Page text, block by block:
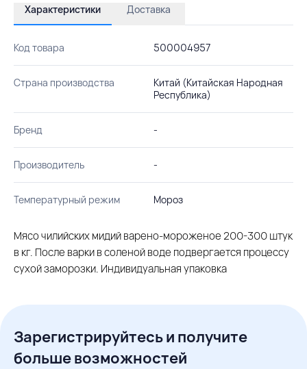
Характеристики Доставка
Код товара 500004957
Страна производства
Китай (Китайская Народная
Республика)
Бренд -
Производитель -
Температурный режим Мороз
Мясо чилийских мидий варено-мороженое 200-300 штук
в кг. После варки в соленой воде подвергается процессу
сухой заморозки. Индивидуальная упаковка
Зарегистрируйтесь и получите
больше возможностей